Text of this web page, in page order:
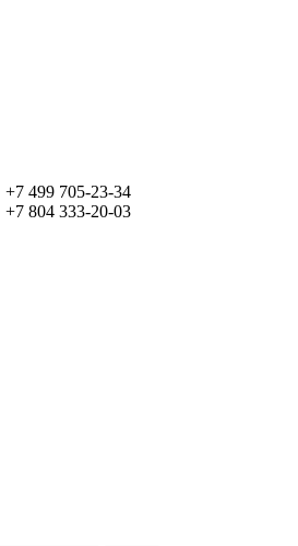
+7 499 705-23-34
+7 804 333-20-03